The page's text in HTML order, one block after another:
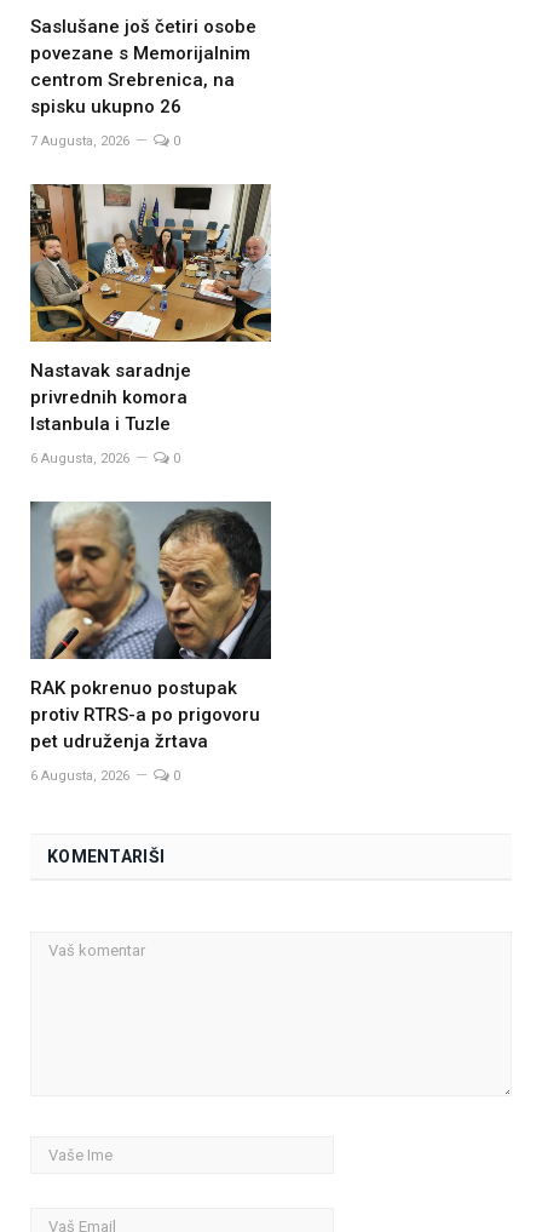
Saslušane još četiri osobe
povezane s Memorijalnim
centrom Srebrenica, na
spisku ukupno 26
7 Augusta, 2026 0
Nastavak saradnje
privrednih komora
Istanbula i Tuzle
6 Augusta, 2026 0
RAK pokrenuo postupak
protiv RTRS-a po prigovoru
pet udruženja žrtava
6 Augusta, 2026 0
KOMENTARIŠI